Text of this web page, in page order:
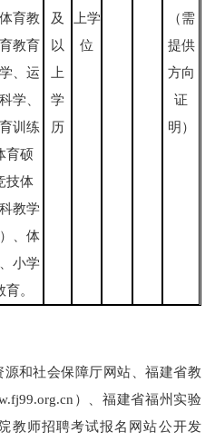
育教
教育
、运
学、
训练
育硕
技体
教学
、体
小学
。
及
以
上
学
历
上学
位
（需
提供
方向
证
明）
和社会保障厅网站、福建省教
）、福建省福州实验
教师招聘考试报名网站公开发